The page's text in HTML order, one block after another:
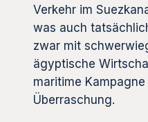
Verkehr im
was auch
zwar mit
ägyptische
maritime
Überraschung.